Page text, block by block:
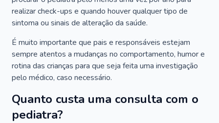
realizar check-ups e quando houver qualquer tipo de
sintoma ou sinais de alteração da saúde.
É muito importante que pais e responsáveis estejam
sempre atentos a mudanças no comportamento, humor e
rotina das crianças para que seja feita uma investigação
pelo médico, caso necessário.
Quanto custa uma consulta com o
pediatra?